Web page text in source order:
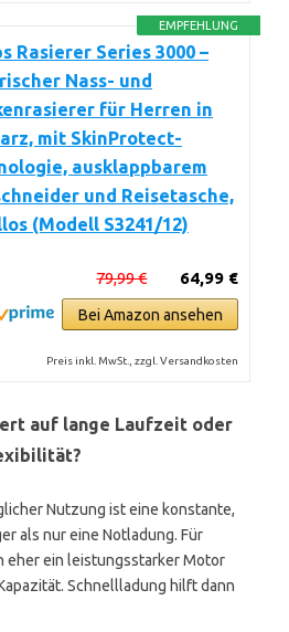
EMPFEHLUNG
Rasierer Series 3000 –
Nass- und
für Herren in
mit SkinProtect-
ausklappbarem
und Reisetasche,
(Modell S3241/12)
64,99 €
79,99 €
Bei Amazon ansehen
Preis inkl. MwSt., zzgl. Versandkosten
auf lange Laufzeit oder
Nutzung ist eine konstante,
als nur eine Notladung. Für
eher ein leistungsstarker Motor
Schnellladung hilft dann